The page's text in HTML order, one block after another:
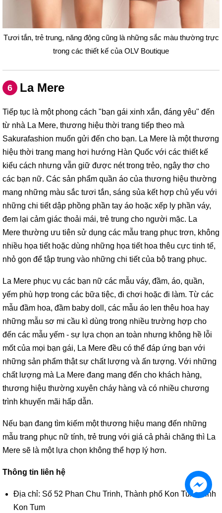
Tươi tắn, trẻ trung, năng động cũng là những sắc màu thường trực
trong các thiết kế của OLV Boutique
6 La Mere
Tiếp tục là một phong cách "bạn gái xinh xắn, đáng yêu" đến
từ nhà La Mere, thương hiệu thời trang tiếp theo mà
Sakurafashion muốn gửi đến cho bạn. La Mere là một thương
hiệu thời trang mang hơi hướng Hàn Quốc với các thiết kế
kiểu cách nhưng vẫn giữ được nét trong trẻo, ngây thơ cho
các bạn nữ. Các sản phẩm quần áo của thương hiệu thường
mang những màu sắc tươi tắn, sáng sủa kết hợp chủ yếu với
những chi tiết dập phồng phần tay áo hoặc xếp ly phần váy,
đem lại cảm giác thoải mái, trẻ trung cho người mặc. La
Mere thường ưu tiên sử dụng các mẫu trang phục trơn, không
nhiều họa tiết hoặc dùng những họa tiết hoa thêu cực tinh tế,
nhỏ gọn để tập trung vào những chi tiết của bộ trang phục.
La Mere phục vụ các bạn nữ các mẫu váy, đầm, áo, quần,
yếm phù hợp trong các bữa tiệc, đi chơi hoặc đi làm. Từ các
mẫu đầm hoa, đầm baby doll, các mẫu áo len thêu hoa hay
những mẫu sơ mi cầu kì dùng trong nhiều trường hợp cho
đến các mẫu yếm - sự lựa chọn an toàn nhưng không hề lỗi
mốt của mọi bạn gái, La Mere đều có thể đáp ứng bạn với
những sản phẩm thật sự chất lượng và ấn tượng. Với những
chất lượng mà La Mere đang mang đến cho khách hàng,
thương hiệu thường xuyên cháy hàng và có nhiều chương
trình khuyến mãi hấp dẫn.
Nếu bạn đang tìm kiếm một thương hiệu mang đến những
mẫu trang phục nữ tính, trẻ trung với giá cả phải chăng thì La
Mere sẽ là một lựa chọn không thể hợp lý hơn.
Thông tin liên hệ
Địa chỉ: Số 52 Phan Chu Trinh, Thành phố Kon Tum, Tỉnh
Kon Tum